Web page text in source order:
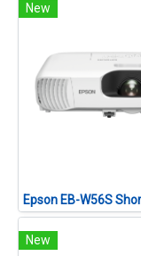
New
New